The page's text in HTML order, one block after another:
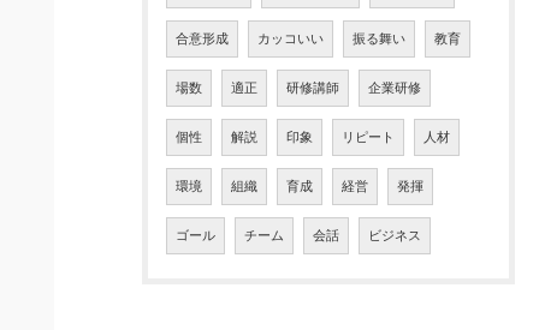
合意形成 カッコいい 振る舞い 教育
場数 適正 研修講師 企業研修
個性 解説 印象 リピート 人材
環境 組織 育成 経営 発揮
ゴール チーム 会話 ビジネス